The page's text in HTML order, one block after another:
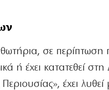
σε περίπτωση
ή έχει κατατεθεί
έχει